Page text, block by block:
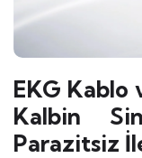
EKG Kablo
Kalbin
Parazitsiz